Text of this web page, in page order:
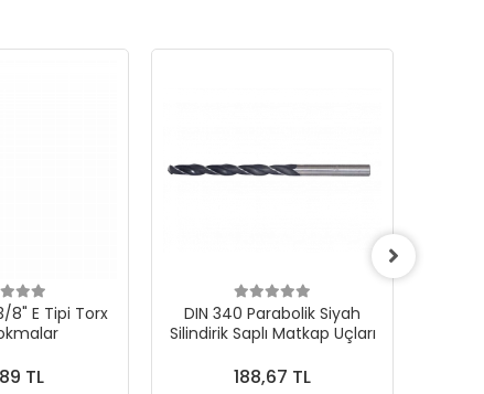
8" E Tipi Torx
TL
DIN 340 Parabolik Siyah
Silindirik Saplı Matkap Uçları
188,67 TL